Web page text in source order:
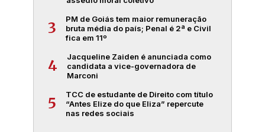
3
PM de Goiás tem maior remuneração
bruta média do país; Penal é 2ª e Civil
fica em 11º
4
Jacqueline Zaiden é anunciada como
candidata a vice-governadora de
Marconi
5
TCC de estudante de Direito com título
“Antes Elize do que Eliza” repercute
nas redes sociais